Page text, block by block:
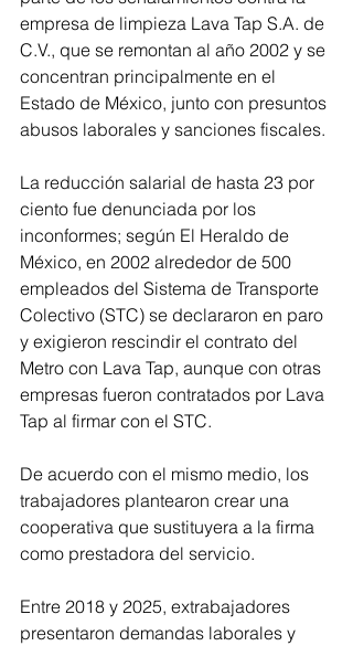
empresa de limpieza Lava Tap S.A. de
C.V., que se remontan al año 2002 y se
concentran principalmente en el
Estado de México, junto con presuntos
abusos laborales y sanciones fiscales.
La reducción salarial de hasta 23 por
ciento fue denunciada por los
inconformes; según El Heraldo de
México, en 2002 alrededor de 500
empleados del Sistema de Transporte
Colectivo (STC) se declararon en paro
y exigieron rescindir el contrato del
Metro con Lava Tap, aunque con otras
empresas fueron contratados por Lava
Tap al firmar con el STC.
De acuerdo con el mismo medio, los
trabajadores plantearon crear una
cooperativa que sustituyera a la firma
como prestadora del servicio.
Entre 2018 y 2025, extrabajadores
presentaron demandas laborales y